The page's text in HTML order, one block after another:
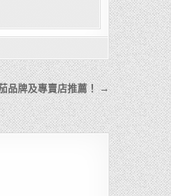
品牌及專賣店推薦！ →